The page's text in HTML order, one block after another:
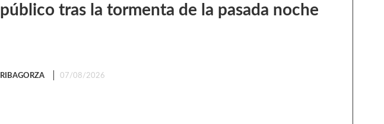
público tras la tormenta de la pasada noche
RIBAGORZA 07/08/2026